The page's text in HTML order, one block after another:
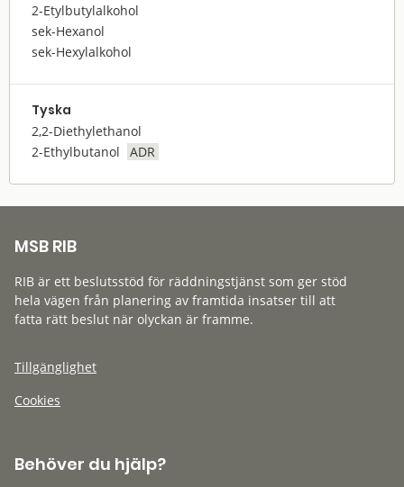
2-Etylbutylalkohol
sek-Hexanol
sek-Hexylalkohol
Tyska
2,2-Diethylethanol
2-Ethylbutanol
ADR
MSB RIB
RIB är ett beslutsstöd för räddningstjänst som ger stöd
hela vägen från planering av framtida insatser till att
fatta rätt beslut när olyckan är framme.
Tillgänglighet
Cookies
Behöver du hjälp?